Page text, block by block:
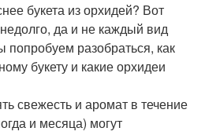
букета из орхидей? Вот
да и не каждый вид
попробуем разобраться, как
букету и какие орхидеи
свежесть и аромат в течение
и месяца) могут